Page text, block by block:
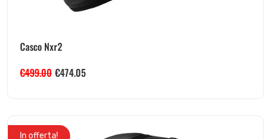
Casco Nxr2
€499.00 €474.05
In offerta!